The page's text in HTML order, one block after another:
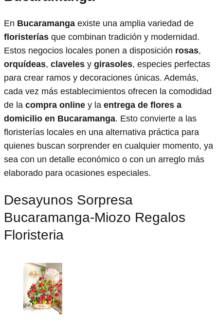
En Bucaramanga existe una amplia variedad de
floristerías que combinan tradición y modernidad.
Estos negocios locales ponen a disposición rosas,
orquídeas, claveles y girasoles, especies perfectas
para crear ramos y decoraciones únicas. Además,
cada vez más establecimientos ofrecen la comodidad
de la compra online y la entrega de flores a
domicilio en Bucaramanga. Esto convierte a las
floristerías locales en una alternativa práctica para
quienes buscan sorprender en cualquier momento, ya
sea con un detalle económico o con un arreglo más
elaborado para ocasiones especiales.
Desayunos Sorpresa
Bucaramanga-Miozo Regalos
Floristeria